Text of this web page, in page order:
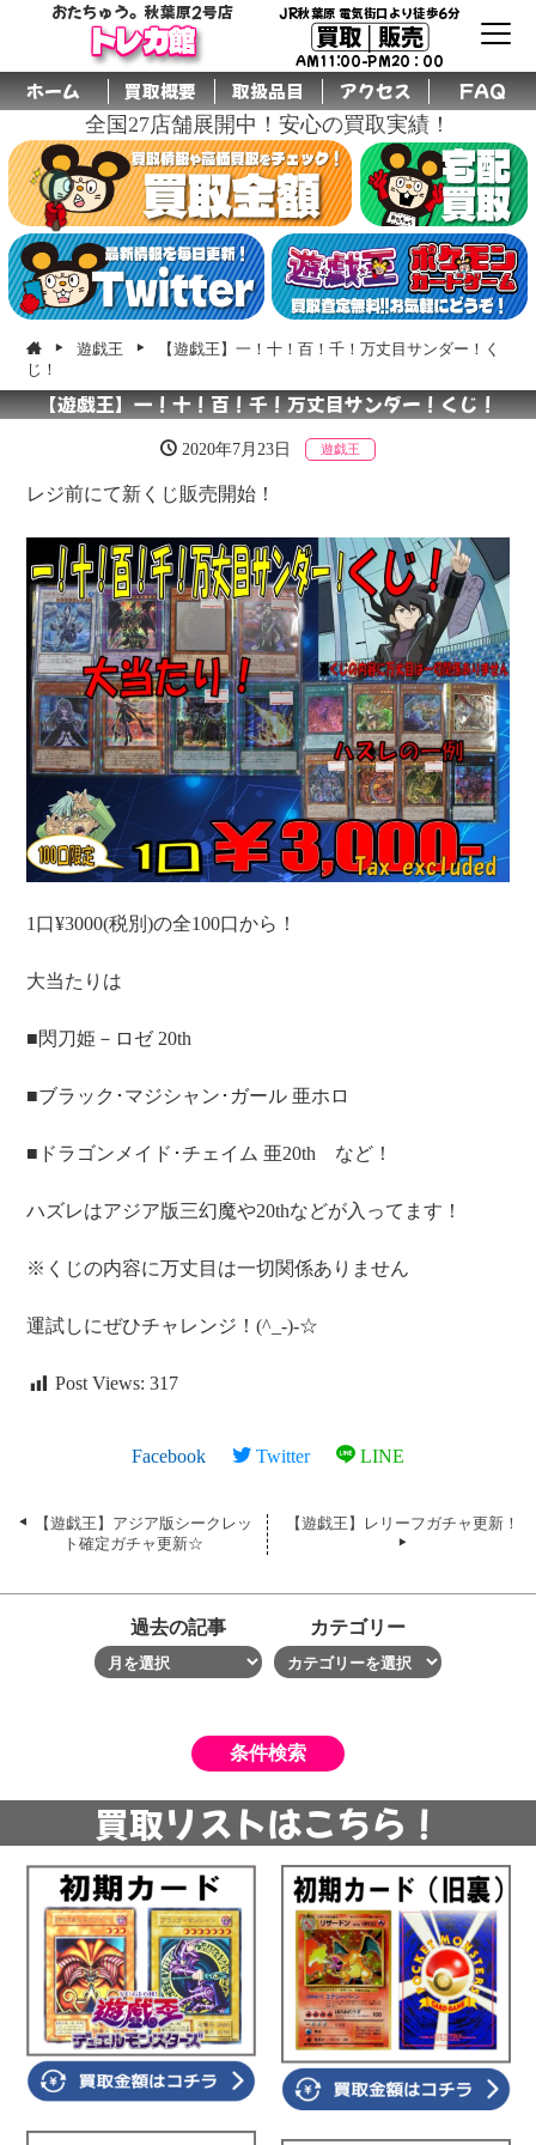
おたちゅう。秋葉原2号店
トレカ館
JR秋葉原 電気街口より徒歩6分
買取│販売
AM11:00-PM20：00
ホーム 買取概要 取扱品目 アクセス FAQ
全国27店舗展開中！安心の買取実績！
遊戯王
【遊戯王】一！十！百！千！万丈目サンダー！く
じ！
【遊戯王】一！十！百！千！万丈目サンダー！くじ！
2020年7月23日 遊戯王
レジ前にて新くじ販売開始！
1口¥3000(税別)の全100口から！
大当たりは
■閃刀姫－ロゼ 20th
■ブラック･マジシャン･ガール 亜ホロ
■ドラゴンメイド･チェイム 亜20th など！
ハズレはアジア版三幻魔や20thなどが入ってます！
※くじの内容に万丈目は一切関係ありません
運試しにぜひチャレンジ！(^_-)-☆
Post Views: 317
Facebook Twitter LINE
【遊戯王】アジア版シークレッ
ト確定ガチャ更新☆
【遊戯王】レリーフガチャ更新！
過去の記事 カテゴリー
買取リストはこちら！